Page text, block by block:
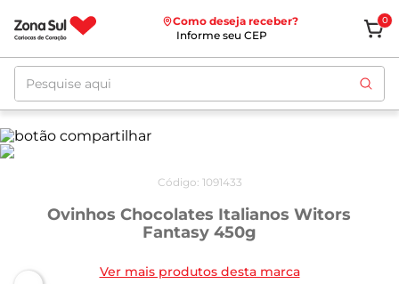
Como deseja receber?
Informe seu CEP
0
Pesquise aqui
Código: 1091433
Ovinhos Chocolates Italianos Witors
Fantasy 450g
Ver mais produtos desta marca